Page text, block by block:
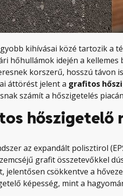
kihívásai közé tartozik a
hőhullámok idején a kellemes
korszerű, hosszú távon
áttörést jelent a grafitos
számít a hőszigetelés
hőszigetelő
az expandált polisztirol
grafit összetevőkkel
jelentősen csökkentve a
képesség, mint a